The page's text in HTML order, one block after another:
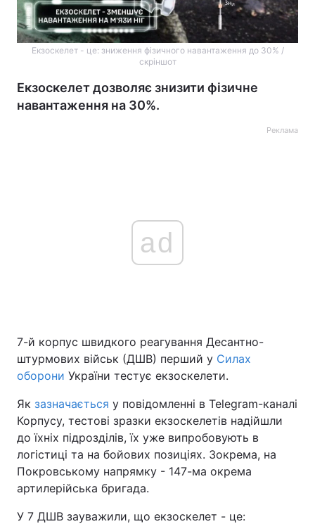
Екзоскелет - це: зниження фізичного навантаження до 30% /
скріншот
Екзоскелет дозволяє знизити фізичне
навантаження на 30%.
Реклама
ad
7-й корпус швидкого реагування Десантно-
штурмових військ (ДШВ) перший у Силах
оборони України тестує екзоскелети.
Як зазначається у повідомленні в Telegram-каналі
Корпусу, тестові зразки екзоскелетів надійшли
до їхніх підрозділів, їх уже випробовують в
логістиці та на бойових позиціях. Зокрема, на
Покровському напрямку - 147-ма окрема
артилерійська бригада.
У 7 ДШВ зауважили, що екзоскелет - це: